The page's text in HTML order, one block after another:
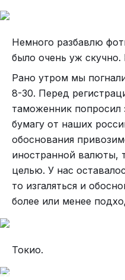
на сцене, но вскоре
они
чувством юмора)))
Вики
Salut Salon.de
Немного разбавлю
было очень уж скучно.
Рано утром мы
8-30. Перед
таможенник попросил
бумагу от наших
обоснования
иностранной валюты,
целью. У нас
то изгаляться и
более или менее
Токио.